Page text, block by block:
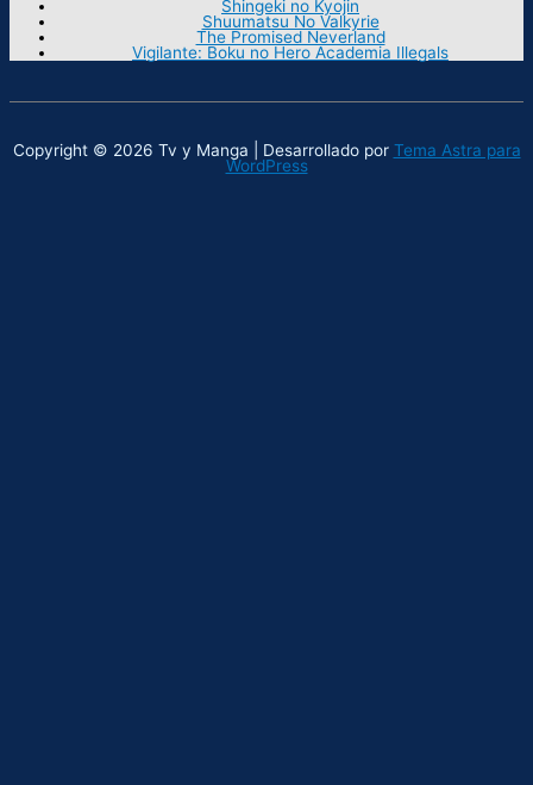
Shingeki no Kyojin
Shuumatsu No Valkyrie
The Promised Neverland
Vigilante: Boku no Hero Academia Illegals
Copyright © 2026 Tv y Manga | Desarrollado por Tema Astra para
WordPress